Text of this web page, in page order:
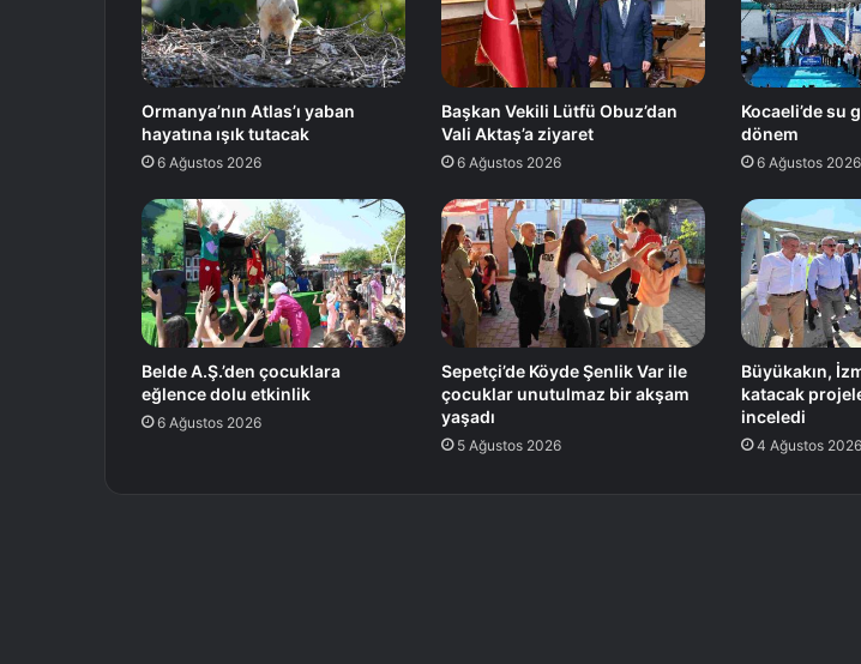
Ormanya’nın Atlas’ı yaban
hayatına ışık tutacak
6 Ağustos 2026
Başkan Vekili Lütfü Obuz’dan
Vali Aktaş’a ziyaret
6 Ağustos 2026
Kocaeli’de su
dönem
6 Ağustos 2026
Belde A.Ş.’den çocuklara
eğlence dolu etkinlik
6 Ağustos 2026
Sepetçi’de Köyde Şenlik Var ile
çocuklar unutulmaz bir akşam
yaşadı
5 Ağustos 2026
Büyükakın,
katacak
inceledi
4 Ağustos 2026